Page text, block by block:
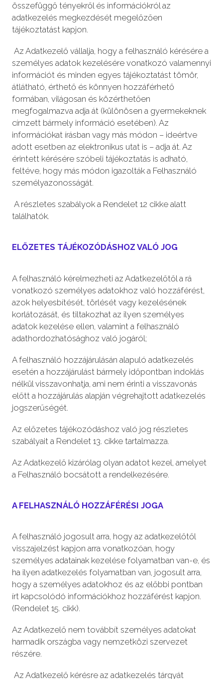
összefüggő tényekről és információkról az
adatkezelés megkezdését megelőzően
tájékoztatást kapjon.
Az Adatkezelő vállalja, hogy a felhasználó kérésére a
személyes adatok kezelésére vonatkozó valamennyi
információt és minden egyes tájékoztatást tömör,
átlátható, érthető és könnyen hozzáférhető
formában, világosan és közérthetően
megfogalmazva adja át (különösen a gyermekeknek
címzett bármely információ esetében). Az
információkat írásban vagy más módon – ideértve
adott esetben az elektronikus utat is – adja át. Az
érintett kérésére szóbeli tájékoztatás is adható,
feltéve, hogy más módon igazolták a Felhasználó
személyazonosságát.
A részletes szabályok a Rendelet 12 cikke alatt
találhatók.
ELŐZETES TÁJÉKOZÓDÁSHOZ VALÓ JOG
A felhasználó kérelmezheti az Adatkezelőtől a rá
vonatkozó személyes adatokhoz való hozzáférést,
azok helyesbítését, törlését vagy kezelésének
korlátozását, és tiltakozhat az ilyen személyes
adatok kezelése ellen, valamint a felhasználó
adathordozhatósághoz való jogáról;
A felhasználó hozzájárulásán alapuló adatkezelés
esetén a hozzájárulást bármely időpontban indoklás
nélkül visszavonhatja, ami nem érinti a visszavonás
előtt a hozzájárulás alapján végrehajtott adatkezelés
jogszerűségét.
Az előzetes tájékozódáshoz való jog részletes
szabályait a Rendelet 13. cikke tartalmazza.
Az Adatkezelő kizárólag olyan adatot kezel, amelyet
a Felhasználó bocsátott a rendelkezésére.
A FELHASZNÁLÓ HOZZÁFÉRÉSI JOGA
A felhasználó jogosult arra, hogy az adatkezelőtől
visszajelzést kapjon arra vonatkozóan, hogy
személyes adatainak kezelése folyamatban van-e, és
ha ilyen adatkezelés folyamatban van, jogosult arra,
hogy a személyes adatokhoz és az előbbi pontban
írt kapcsolódó információkhoz hozzáférést kapjon.
(Rendelet 15. cikk).
Az Adatkezelő nem továbbít személyes adatokat
harmadik országba vagy nemzetközi szervezet
részére.
Az Adatkezelő kérésre az adatkezelés tárgyát